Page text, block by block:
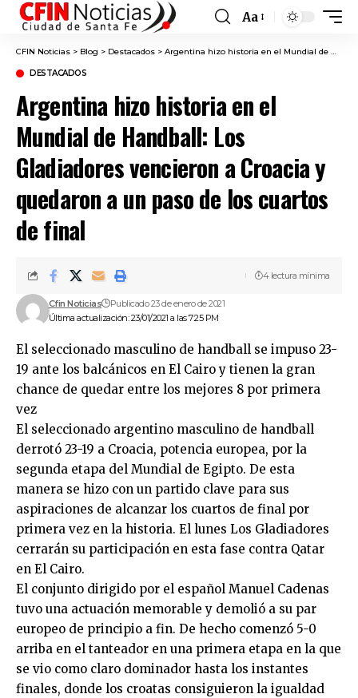
Font
Resizer
Aa
CFIN Noticias > Blog > Destacados > Argentina hizo historia en el Mundial de Handball: Los Gladiadores vencieron a Croacia y quedaron a un paso de los cuartos de final
DESTACADOS
Argentina hizo historia en el
Mundial de Handball: Los
Gladiadores vencieron a Croacia y
quedaron a un paso de los cuartos
de final
Última actualización: 23/01/2021 a las 7:25 PM
Cfin Noticias Publicado 23 de enero de 2021
4 lectura mínima
El seleccionado masculino de handball se impuso 23-
19 ante los balcánicos en El Cairo y tienen la gran
chance de quedar entre los mejores 8 por primera
vez
El seleccionado argentino masculino de handball
derrotó 23-19 a Croacia, potencia europea, por la
segunda etapa del Mundial de Egipto. De esta
manera se hizo con un partido clave para sus
aspiraciones de alcanzar los cuartos de final por
primera vez en la historia. El lunes Los Gladiadores
cerrarán su participación en esta fase contra Qatar
en El Cairo.
El conjunto dirigido por el español Manuel Cadenas
tuvo una actuación memorable y demolió a su par
europeo de principio a fin. De hecho comenzó 5-0
arriba en el tanteador en una primera etapa en la que
se vio como claro dominador hasta los instantes
finales, donde los croatas consiguieron la igualdad